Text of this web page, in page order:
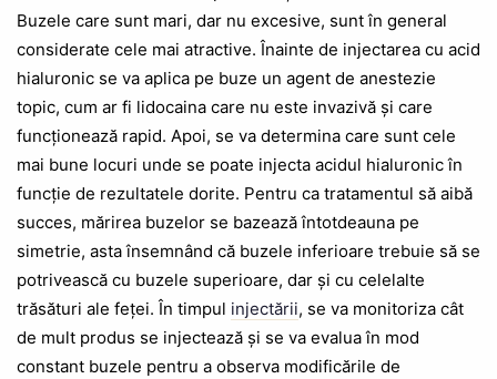
Buzele care sunt mari, dar nu excesive, sunt în general
considerate cele mai atractive. Înainte de injectarea cu acid
hialuronic se va aplica pe buze un agent de anestezie
topic, cum ar fi lidocaina care nu este invazivă și care
funcționează rapid. Apoi, se va determina care sunt cele
mai bune locuri unde se poate injecta acidul hialuronic în
funcție de rezultatele dorite. Pentru ca tratamentul să aibă
succes, mărirea buzelor se bazează întotdeauna pe
simetrie, asta însemnând că buzele inferioare trebuie să se
potrivească cu buzele superioare, dar și cu celelalte
trăsături ale feței. În timpul injectării, se va monitoriza cât
de mult produs se injectează și se va evalua în mod
constant buzele pentru a observa modificările de